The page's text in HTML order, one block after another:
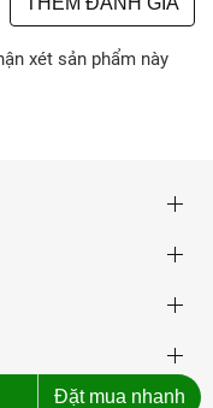
Đặt mua nhanh
xét sản phẩm này